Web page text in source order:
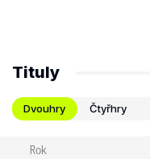
Tituly
Dvouhry Čtyřhry
Rok